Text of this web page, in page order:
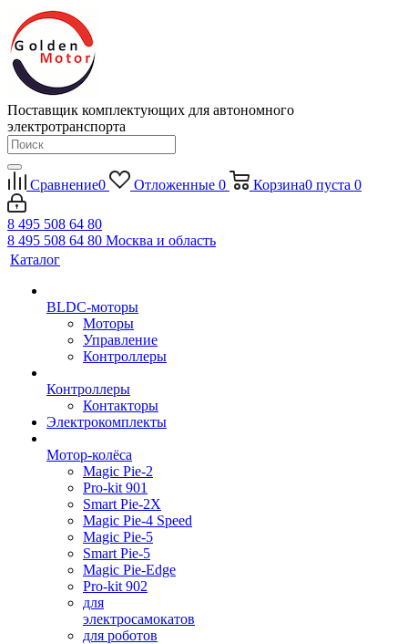
Поставщик комплектующих для автономного
электротранспорта
Сравнение0 Отложенные 0 Корзина0 пуста 0
8 495 508 64 80
8 495 508 64 80 Москва и область
Каталог
BLDC-моторы
Моторы
Управление
Контроллеры
Контроллеры
Контакторы
Электрокомплекты
Мотор-колёса
Magic Pie-2
Pro-kit 901
Smart Pie-2X
Magic Pie-4 Speed
Magic Pie-5
Smart Pie-5
Magic Pie-Edge
Pro-kit 902
для
электросамокатов
для роботов